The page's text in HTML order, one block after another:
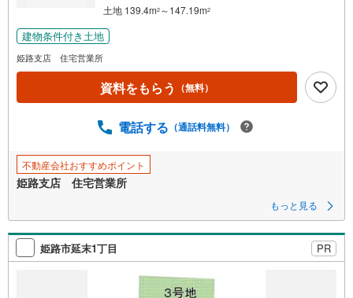
土地 139.4m2 ～147.19m2
建物条件付き土地
姫路支店 住宅営業所
資料をもらう （無料）
電話する （通話料無料）
不動産会社おすすめポイント
姫路支店 住宅営業所
もっと見る
姫路市延末1丁目 PR